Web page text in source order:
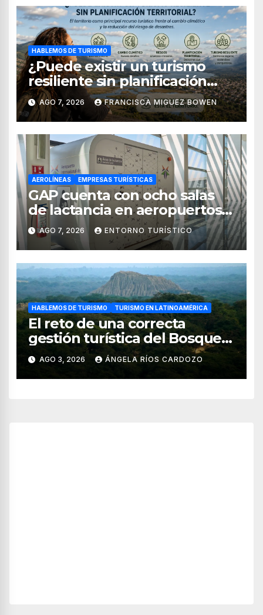
HABLEMOS DE TURISMO
¿Puede existir un turismo
resiliente sin planificación
territorial?
AGO 7, 2026 FRANCISCA MIGUEZ BOWEN
AEROLÍNEAS EMPRESAS TURÍSTICAS
GAP cuenta con ocho salas
de lactancia en aeropuertos
de México
AGO 7, 2026 ENTORNO TURÍSTICO
HABLEMOS DE TURISMO TURISMO EN LATINOAMÉRICA
El reto de una correcta
gestión turística del Bosque
de Pomac (en Perú)
AGO 3, 2026 ÁNGELA RÍOS CARDOZO